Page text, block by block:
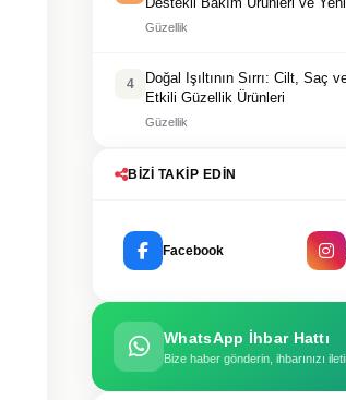
Güzellik
4
Doğal Işıltının Sırrı: Cilt, Saç
Etkili Güzellik Ürünleri
Güzellik
BIZI TAKIP EDIN
Facebook
WhatsApp İhbar Hattı
Bize haber gönderin, ihbarınızı